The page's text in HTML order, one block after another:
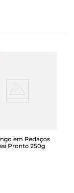
em Pedaços
Pronto 250g